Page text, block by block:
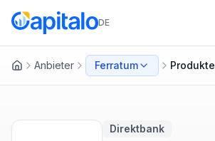
DE
Anbieter Ferratum Produkte
Direktbank